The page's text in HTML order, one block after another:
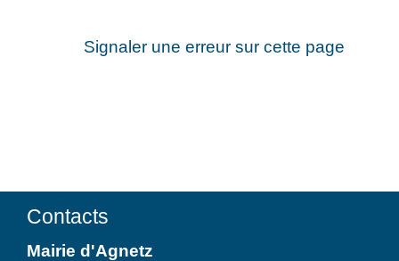
Signaler une erreur sur cette page
Contacts
Mairie d'Agnetz